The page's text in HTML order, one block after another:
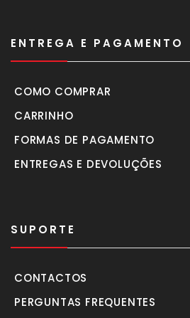
ENTREGA E PAGAMENTO
COMO COMPRAR
CARRINHO
FORMAS DE PAGAMENTO
ENTREGAS E DEVOLUÇÕES
SUPORTE
CONTACTOS
PERGUNTAS FREQUENTES